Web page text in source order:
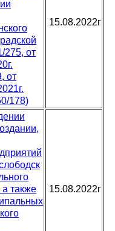
275, от
от
178)
15.08.2022г
а также
15.08.2022г